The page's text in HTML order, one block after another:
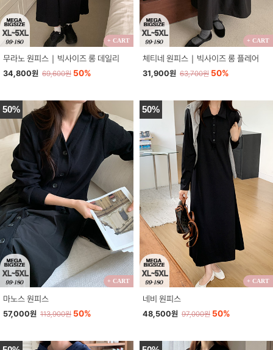
+ CART
무라노 원피스｜빅사이즈 롱 데일리
34,800원 69,600원 50%
+ CART
체티네 원피스｜빅사이즈 롱 플레어
31,900원 63,700원 50%
50%
+ CART
마노스 원피스
57,000원 113,900원 50%
50%
+ CART
네비 원피스
48,500원 97,000원 50%